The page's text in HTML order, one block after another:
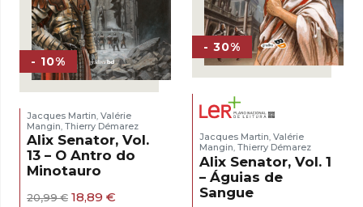
- 10%
Jacques Martin Valérie
Mangin Thierry Démarez
Alix Senator, Vol.
13 – O Antro do
Minotauro
20,99€ O
18,89 €
- 30%
Jacques Martin, Valérie
Mangin, Thierry Démarez
Alix Senator, Vol. 1
– Águias de
Sangue